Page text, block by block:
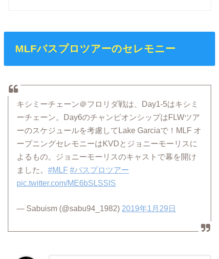
MLFバスプロツアーのセレモニー
キシミーチェーン＠フロリダ戦は、Day1-5はキシミ
ーチェーン。Day6のチャンピオンシップはFLWツア
ーのスケジュールを考慮してLake Garciaで！MLF オ
ープニングセレモニーはKVDとジョニーモーリスに
よるもの。ジョニーモーリスのキャストで幕を開け
ました。#MLF #バスプロツアー
pic.twitter.com/ME6bSLSSIS
— Sabuism (@sabu94_1982) 2019年1月29日